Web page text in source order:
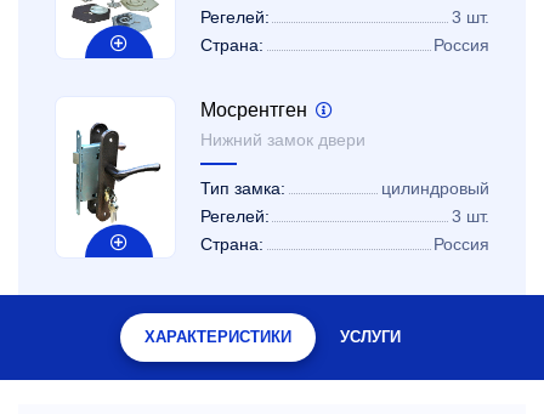
Регелей:
3 шт.
Страна:
Россия
Мосрентген
Нижний замок двери
Тип замка:
цилиндровый
Регелей:
3 шт.
Страна:
Россия
ХАРАКТЕРИСТИКИ УСЛУГИ